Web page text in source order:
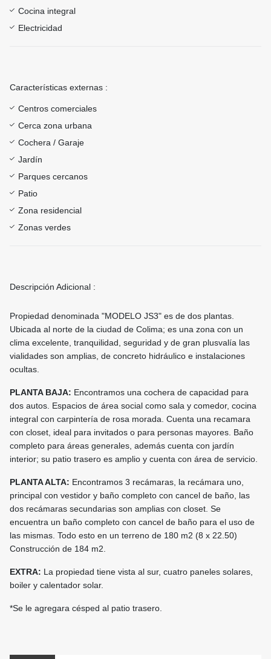
Cocina integral
Electricidad
Características externas :
Centros comerciales
Cerca zona urbana
Cochera / Garaje
Jardín
Parques cercanos
Patio
Zona residencial
Zonas verdes
Descripción Adicional :
Propiedad denominada "MODELO JS3" es de dos plantas.
Ubicada al norte de la ciudad de Colima; es una zona con un
clima excelente, tranquilidad, seguridad y de gran plusvalía las
vialidades son amplias, de concreto hidráulico e instalaciones
ocultas.
PLANTA BAJA: Encontramos una cochera de capacidad para
dos autos. Espacios de área social como sala y comedor, cocina
integral con carpintería de rosa morada. Cuenta una recamara
con closet, ideal para invitados o para personas mayores. Baño
completo para áreas generales, además cuenta con jardín
interior; su patio trasero es amplio y cuenta con área de servicio.
PLANTA ALTA: Encontramos 3 recámaras, la recámara uno,
principal con vestidor y baño completo con cancel de baño, las
dos recámaras secundarias son amplias con closet. Se
encuentra un baño completo con cancel de baño para el uso de
las mismas. Todo esto en un terreno de 180 m2 (8 x 22.50)
Construcción de 184 m2.
EXTRA: La propiedad tiene vista al sur, cuatro paneles solares,
boiler y calentador solar.
*Se le agregara césped al patio trasero.